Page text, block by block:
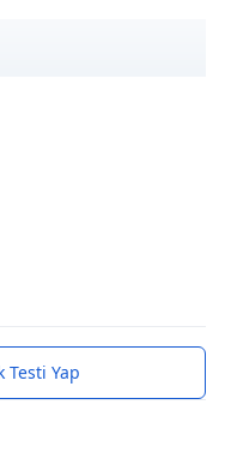
Testi Yap